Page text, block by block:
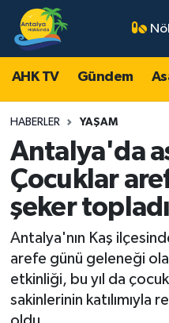
AHK TV Gündem
HABERLER YAŞAM
Antalya'da
Çocuklar
şeker topladı
Antalya'nın Kaş
arefe günü geleneği
etkinliği, bu yıl da
sakinlerinin katılımıyla
AHK TV
Gündem
Asayiş
Turizm
Magazin
Ekonomi
Antalya Nöbetçi
Antalya Hava
Antalya Namaz
Antalya Trafik
Süper Lig Puan
Tüm Manşetler
Son Dakika